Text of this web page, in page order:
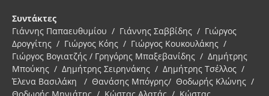
Συντάκτες
Γιάννης Παπαευθυμίου / Γιάννης Σαββίδης / Γιώργος
Δρογγίτης / Γιώργος Κόης / Γιώργος Κουκουλάκης /
Γιώργος Βογιατζής / Γρηγόρης Μπαξεβανίδης / Δημήτρης
Μπούκης / Δημήτρης Σειρηνάκης / Δημήτρης Τσέλλος /
Έλενα Βασιλάκη / Θανάσης Μπόγρης/ Θοδωρής Κλώνης /